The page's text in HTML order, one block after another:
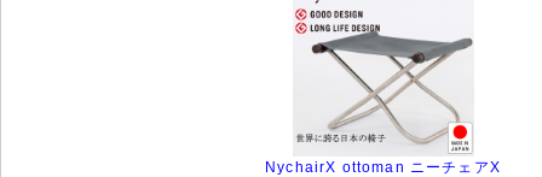
NychairX ottoman ニーチェアX